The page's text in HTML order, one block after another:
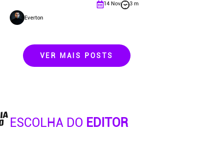
Everton
14 Nov 3 m
VER MAIS POSTS
ESCOLHA DO EDITOR